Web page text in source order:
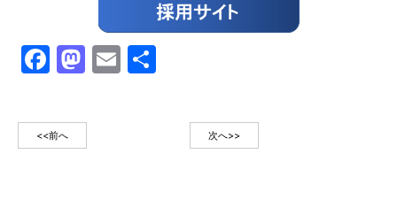
Facebook
Mastodon
Email
<<前へ 次へ>>